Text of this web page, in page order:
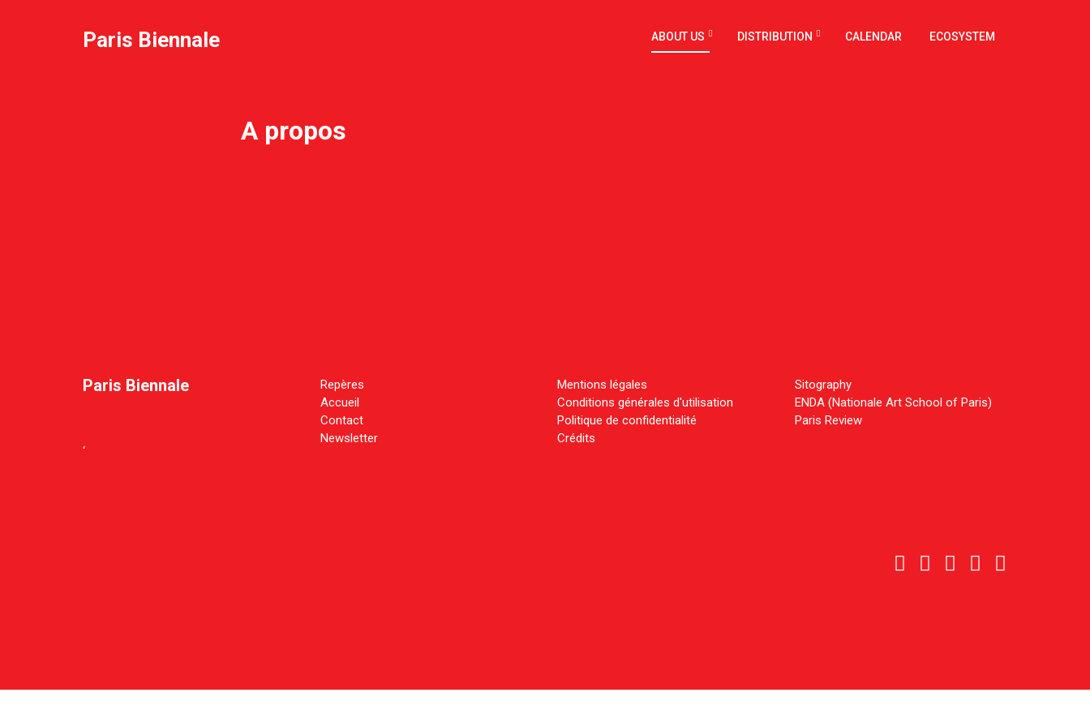
Paris Biennale ABOUT US DISTRIBUTION CALENDAR ECOSYSTEM
A propos
Paris Biennale
‘
Repères
Accueil
Contact
Newsletter
Mentions légales
Conditions générales d'utilisation
Politique de confidentialité
Crédits
Sitography
ENDA (Nationale Art School of Paris)
Paris Review